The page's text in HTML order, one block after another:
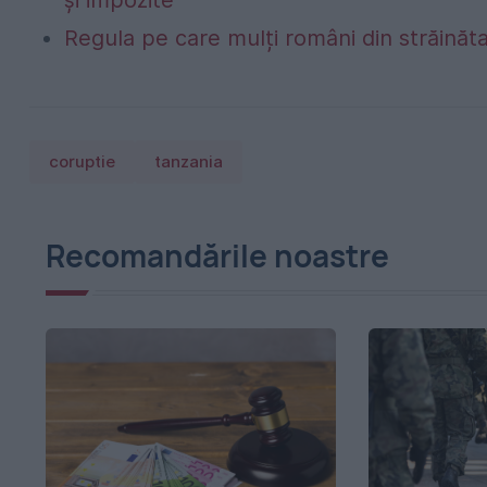
Regula pe care mulți români din
coruptie tanzania
Recomandările noastre